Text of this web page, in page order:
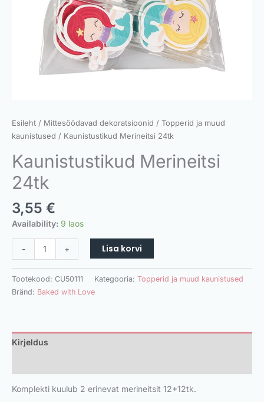
Esileht / Mittesöödavad dekoratsioonid / Topperid ja muud
kaunistused / Kaunistustikud Merineitsi 24tk
Kaunistustikud Merineitsi
24tk
3,55 €
Availability: 9 laos
- + Lisa korvi
Tootekood: CU50111 Kategooria: Topperid ja muud kaunistused
Bränd: Baked with Love
Kirjeldus
Komplekti kuulub 2 erinevat merineitsit 12+12tk.